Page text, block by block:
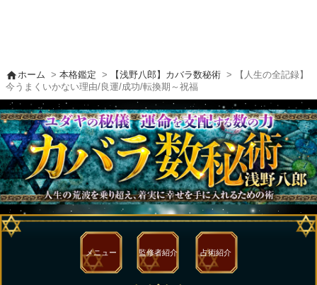
homeホーム >本格鑑定 > 【浅野八郎】カバラ数秘術 > 【人生の全記録】
今うまくいかない理由/良運/成功/転換期～祝福
メニュー 監修者紹介 占術紹介